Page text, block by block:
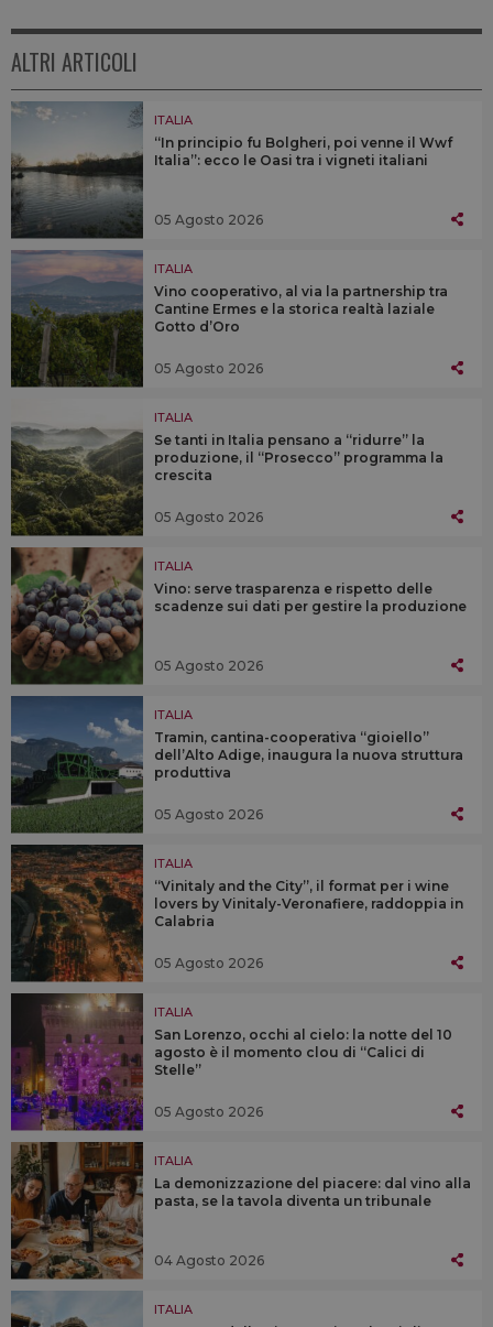
ALTRI ARTICOLI
ITALIA
“In principio fu Bolgheri, poi venne il Wwf
Italia”: ecco le Oasi tra i vigneti italiani
05 Agosto 2026
ITALIA
Vino cooperativo, al via la partnership tra
Cantine Ermes e la storica realtà laziale
Gotto d’Oro
05 Agosto 2026
ITALIA
Se tanti in Italia pensano a “ridurre” la
produzione, il “Prosecco” programma la
crescita
05 Agosto 2026
ITALIA
Vino: serve trasparenza e rispetto delle
scadenze sui dati per gestire la produzione
05 Agosto 2026
ITALIA
Tramin, cantina-cooperativa “gioiello”
dell’Alto Adige, inaugura la nuova struttura
produttiva
05 Agosto 2026
ITALIA
“Vinitaly and the City”, il format per i wine
lovers by Vinitaly-Veronafiere, raddoppia in
Calabria
05 Agosto 2026
ITALIA
San Lorenzo, occhi al cielo: la notte del 10
agosto è il momento clou di “Calici di
Stelle”
05 Agosto 2026
ITALIA
La demonizzazione del piacere: dal vino alla
pasta, se la tavola diventa un tribunale
04 Agosto 2026
ITALIA